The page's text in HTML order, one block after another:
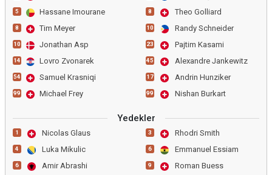
5 Hassane Imourane
8 Tim Meyer
10 Jonathan Asp
14 Lovro Zvonarek
54 Samuel Krasniqi
99 Michael Frey
8 Theo Golliard
10 Randy Schneider
23 Pajtim Kasami
45 Alexandre Jankewitz
17 Andrin Hunziker
99 Nishan Burkart
Yedekler
1 Nicolas Glaus
4 Luka Mikulic
6 Amir Abrashi
3 Rhodri Smith
6 Emmanuel Essiam
9 Roman Buess